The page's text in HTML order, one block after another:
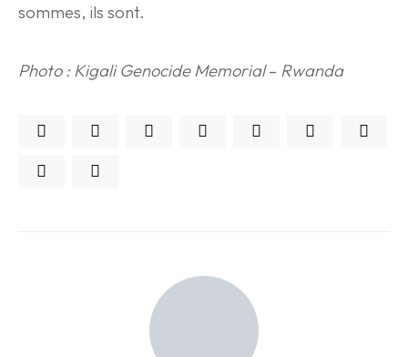
sommes, ils sont.
Photo : Kigali Genocide Memorial– Rwanda